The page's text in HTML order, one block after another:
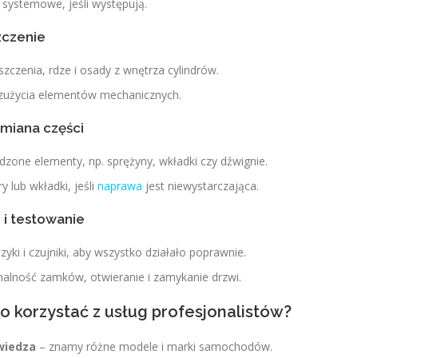
systemowe, jeśli występują.
rdze i osady z wnętrza cylindrów.
elementów mechanicznych.
części
elementy, np. sprężyny, wkładki czy dźwignie.
lub wkładki, jeśli naprawa jest niewystarczająca.
i testowanie
i czujniki, aby wszystko działało poprawnie.
zamków, otwieranie i zamykanie drzwi.
korzystać z usług profesjonalistów?
– znamy różne modele i marki samochodów.